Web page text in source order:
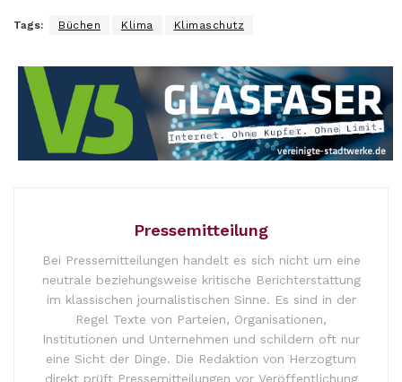
Tags: Büchen Klima Klimaschutz
Pressemitteilung
Bei Pressemitteilungen handelt es sich nicht um eine
neutrale beziehungsweise kritische Berichterstattung
im klassischen journalistischen Sinne. Es sind in der
Regel Texte von Parteien, Organisationen,
Institutionen und Unternehmen und schildern oft nur
eine Sicht der Dinge. Die Redaktion von Herzogtum
direkt prüft Pressemitteilungen vor Veröffentlichung